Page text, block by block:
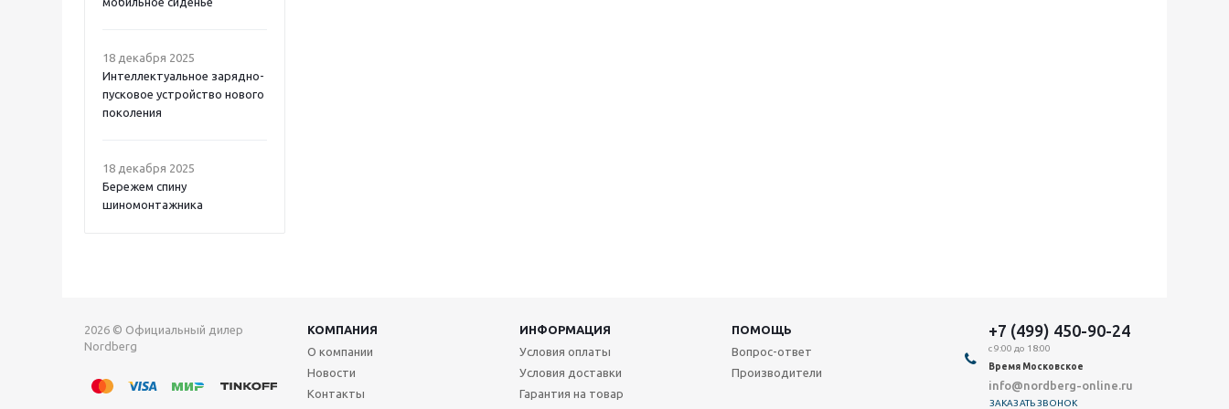
18 декабря 2025
Интеллектуальное зарядно-
пусковое устройство нового
поколения
18 декабря 2025
Бережем спину
шиномонтажника
2026 © Официальный дилер
Nordberg
КОМПАНИЯ ИНФОРМАЦИЯ
ПОМОЩЬ
О компании
Новости
Контакты
Условия оплаты
Условия доставки
Гарантия на товар
Вопрос-ответ
Производители
+7 (499) 450-90-24
с 9:00 до 18:00
Время Московское
info@nordberg-online.ru
ЗАКАЗАТЬ ЗВОНОК